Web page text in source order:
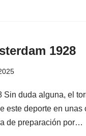
1928
Sin duda alguna, el
este deporte en
de preparación por…